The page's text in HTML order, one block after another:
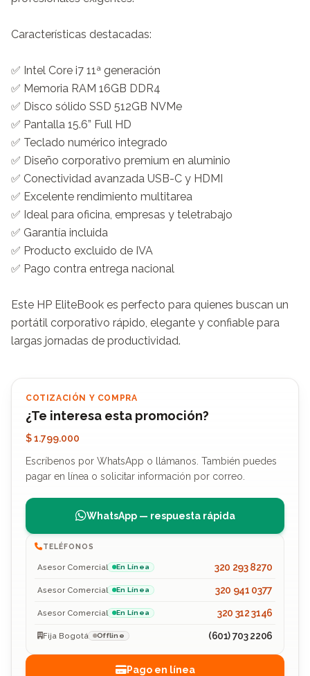
Características destacadas:
✅ Intel Core i7 11ª generación
✅ Memoria RAM 16GB DDR4
✅ Disco sólido SSD 512GB NVMe
✅ Pantalla 15.6” Full HD
✅ Teclado numérico integrado
✅ Diseño corporativo premium en aluminio
✅ Conectividad avanzada USB-C y HDMI
✅ Excelente rendimiento multitarea
✅ Ideal para oficina, empresas y teletrabajo
✅ Garantía incluida
✅ Producto excluido de IVA
✅ Pago contra entrega nacional
Este HP EliteBook es perfecto para quienes buscan un
portátil corporativo rápido, elegante y confiable para
largas jornadas de productividad.
COTIZACIÓN Y COMPRA
¿Te interesa esta promoción?
$ 1.799.000
Escríbenos por WhatsApp o llámanos. También puedes
pagar en línea o solicitar información por correo.
WhatsApp — respuesta rápida
TELÉFONOS
Asesor Comercial En Línea 320 293 8270
Asesor Comercial En Línea 320 941 0377
Asesor Comercial En Línea 320 312 3146
Fija Bogotá Offline (601) 703 2206
Pago en línea